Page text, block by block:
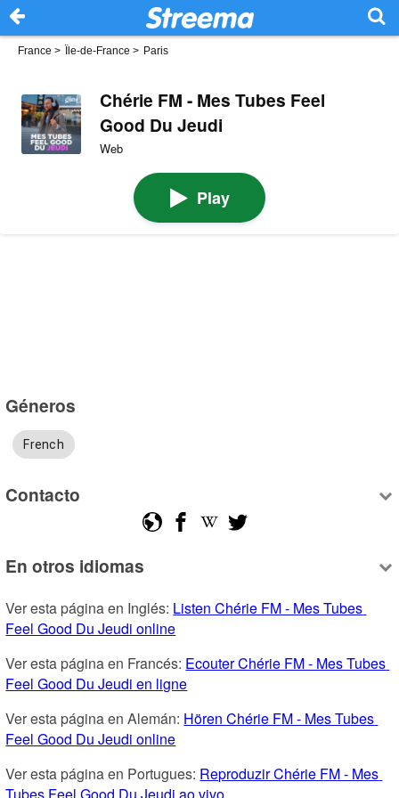
France > Île-de-France > Paris
Chérie FM - Mes Tubes Feel
Good Du Jeudi
Web
Play
Géneros
French
Contacto
En otros idiomas
Ver esta página en Inglés: Listen Chérie FM - Mes Tubes
Feel Good Du Jeudi online
Ver esta página en Francés: Ecouter Chérie FM - Mes Tubes
Feel Good Du Jeudi en ligne
Ver esta página en Alemán: Hören Chérie FM - Mes Tubes
Feel Good Du Jeudi online
Ver esta página en Portugues: Reproduzir Chérie FM - Mes
Tubes Feel Good Du Jeudi ao vivo